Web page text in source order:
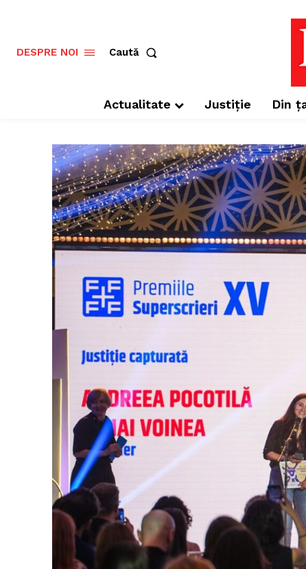
DESPRE NOI Caută
Actualitate Justiție Din